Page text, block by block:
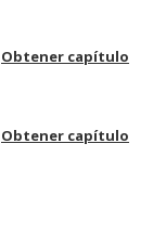
Obtener capítulo
Obtener capítulo